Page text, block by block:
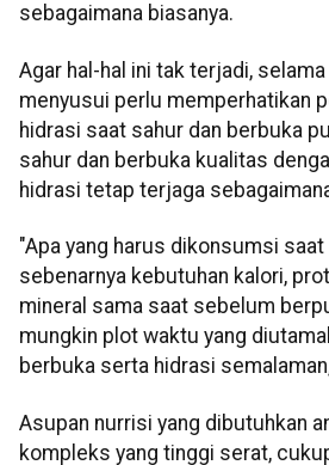
sebagaimana biasanya.
Agar hal-hal ini tak terjadi, selama
menyusui perlu memperhatikan
hidrasi saat sahur dan berbuka
sahur dan berbuka kualitas
hidrasi tetap terjaga
"Apa yang harus dikonsumsi
sebenarnya kebutuhan kalori,
mineral sama saat sebelum
mungkin plot waktu yang
berbuka serta hidrasi
Asupan nurrisi yang dibutuhkan
kompleks yang tinggi serat,